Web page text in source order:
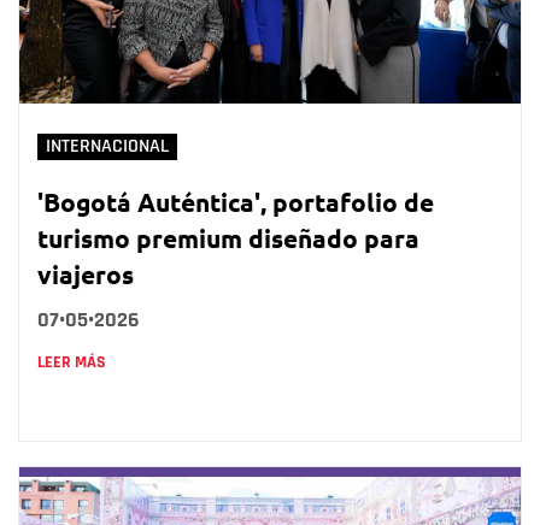
INTERNACIONAL
'Bogotá Auténtica', portafolio de
turismo premium diseñado para
viajeros
07•05•2026
LEER MÁS